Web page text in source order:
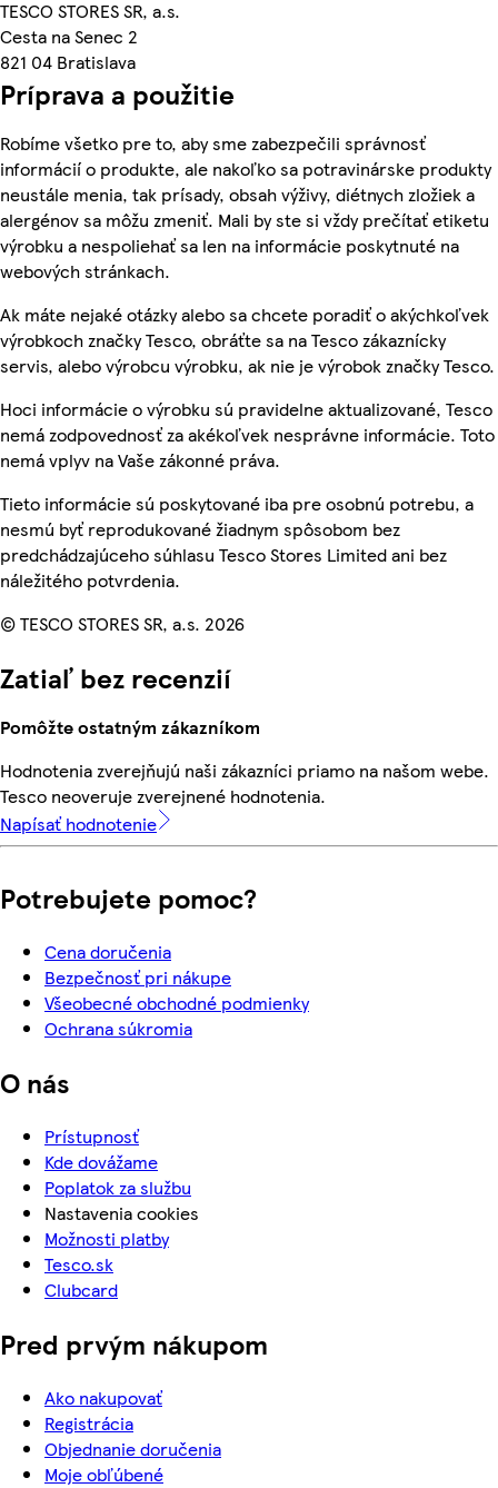
TESCO STORES SR, a.s.
Cesta na Senec 2
821 04 Bratislava
Príprava a použitie
Robíme všetko pre to, aby sme zabezpečili správnosť
informácií o produkte, ale nakoľko sa potravinárske produkty
neustále menia, tak prísady, obsah výživy, diétnych zložiek a
alergénov sa môžu zmeniť. Mali by ste si vždy prečítať etiketu
výrobku a nespoliehať sa len na informácie poskytnuté na
webových stránkach.
Ak máte nejaké otázky alebo sa chcete poradiť o akýchkoľvek
výrobkoch značky Tesco, obráťte sa na Tesco zákaznícky
servis, alebo výrobcu výrobku, ak nie je výrobok značky Tesco.
Hoci informácie o výrobku sú pravidelne aktualizované, Tesco
nemá zodpovednosť za akékoľvek nesprávne informácie. Toto
nemá vplyv na Vaše zákonné práva.
Tieto informácie sú poskytované iba pre osobnú potrebu, a
nesmú byť reprodukované žiadnym spôsobom bez
predchádzajúceho súhlasu Tesco Stores Limited ani bez
náležitého potvrdenia.
© TESCO STORES SR, a.s. 2026
Zatiaľ bez recenzií
Pomôžte ostatným zákazníkom
Hodnotenia zverejňujú naši zákazníci priamo na našom webe.
Tesco neoveruje zverejnené hodnotenia.
Napísať hodnotenie
Potrebujete pomoc?
Cena doručenia
Bezpečnosť pri nákupe
Všeobecné obchodné podmienky
Ochrana súkromia
O nás
Prístupnosť
Kde dovážame
Poplatok za službu
Nastavenia cookies
Možnosti platby
Tesco.sk
Clubcard
Pred prvým nákupom
Ako nakupovať
Registrácia
Objednanie doručenia
Moje obľúbené